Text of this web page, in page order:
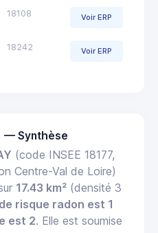
18108 Voir ERP
18242 Voir ERP
— Synthèse
(code INSEE 18177,
Centre-Val de Loire)
17.43 km² (densité 3
risque radon est 1
est 2. Elle est soumise